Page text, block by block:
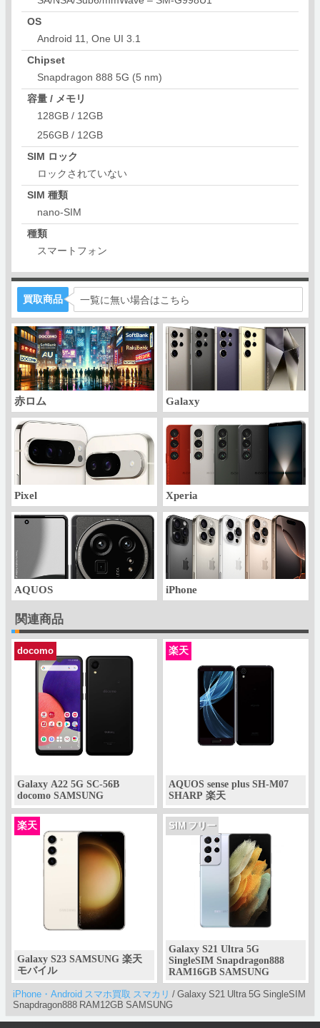
OS
Android 11, One UI 3.1
Chipset
Snapdragon 888 5G (5 nm)
容量 / メモリ
128GB / 12GB
256GB / 12GB
SIM ロック
ロックされていない
SIM 種類
nano-SIM
種類
スマートフォン
買取商品 一覧に無い場合はこちら
赤ロム Galaxy
Pixel Xperia
AQUOS iPhone
関連商品
docomo
Galaxy A22 5G SC-56B
docomo SAMSUNG
楽天
AQUOS sense plus SH-M07
SHARP 楽天
楽天
Galaxy S23 SAMSUNG 楽天
モバイル
SIM フリー
Galaxy S21 Ultra 5G
SingleSIM Snapdragon888
RAM16GB SAMSUNG
iPhone・Android スマホ買取 スマカリ / Galaxy S21 Ultra 5G SingleSIM
Snapdragon888 RAM12GB SAMSUNG